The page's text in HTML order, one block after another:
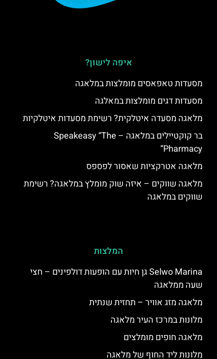
איפה לישון?
מסעדות טאפאסים מומלצות במלאגה
מסעדות דגים מומלצות במאלגה
מלאגה מסעדה איטלקית? רשימת מסעדות איטלקיות
בר קוקטיילים במלאגה – Speakeasy “The
Pharmacy”
מלאגה אטרקציות שאסור לפספס
מלאגה שווקים – איזה שוק מומלץ במלאגה? רשימת
שווקים במלאגה
המלצות
Selwo Marina גן חיות עם הופעות דולפינים – חצי
שעה ממלאגה
מלאגה מזג אוויר – תחזית שנתית
מלונות במרכז העיר מלאגה
מלאגה חופים מומלצים
מלונות ליד החוף של מלאגה